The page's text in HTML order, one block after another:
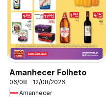
Amanhecer Folheto
06/08 - 12/08/2026
Amanhecer